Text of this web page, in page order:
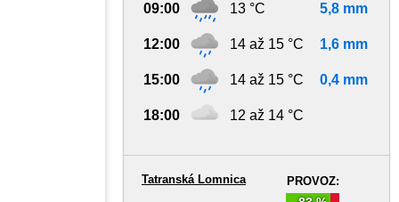
09:00 13 °C 5,8 mm
12:00 14 až 15 °C 1,6 mm
15:00 14 až 15 °C 0,4 mm
18:00 12 až 14 °C
PROVOZ:
Tatranská Lomnica